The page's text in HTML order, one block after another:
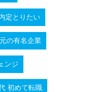
定とりたい
の有名企業
ンジ
初めて転職